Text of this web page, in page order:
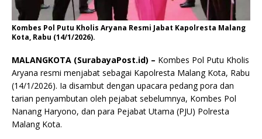
Kombes Pol Putu Kholis Aryana Resmi Jabat Kapolresta Malang
Kota, Rabu (14/1/2026).
MALANGKOTA (SurabayaPost.id) – Kombes Pol Putu Kholis
Aryana resmi menjabat sebagai Kapolresta Malang Kota, Rabu
(14/1/2026). Ia disambut dengan upacara pedang pora dan
tarian penyambutan oleh pejabat sebelumnya, Kombes Pol
Nanang Haryono, dan para Pejabat Utama (PJU) Polresta
Malang Kota.